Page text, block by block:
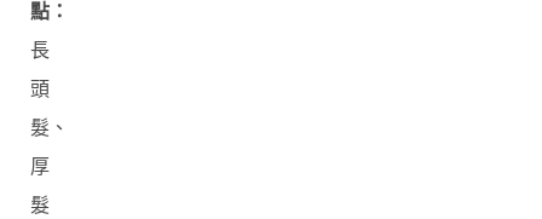
點：
長
頭
髮、
厚
髮